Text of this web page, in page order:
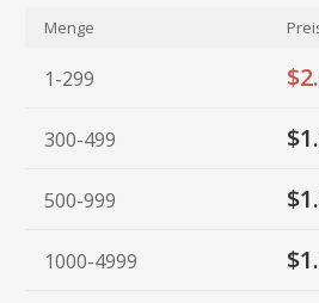
Menge
1-299
300-499
500-999
1000-4999